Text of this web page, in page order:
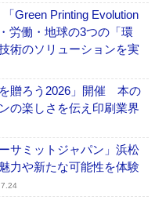
Green Printing Evolution
労働・地球の3つの「環
術のソリューションを実
贈ろう2026」開催 本の
の楽しさを伝え印刷業界
サミットジャパン」浜松
力や新たな可能性を体験